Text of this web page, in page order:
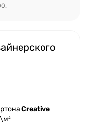
Creative